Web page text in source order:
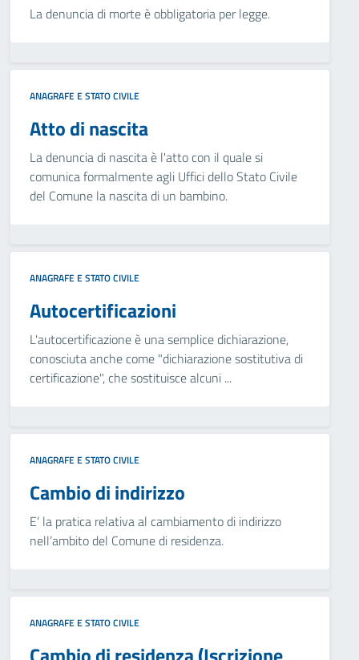
La denuncia di morte è obbligatoria per legge.
ANAGRAFE E STATO CIVILE
Atto di nascita
La denuncia di nascita è l'atto con il quale si
comunica formalmente agli Uffici dello Stato Civile
del Comune la nascita di un bambino.
ANAGRAFE E STATO CIVILE
Autocertificazioni
L'autocertificazione è una semplice dichiarazione,
conosciuta anche come "dichiarazione sostitutiva di
certificazione", che sostituisce alcuni ...
ANAGRAFE E STATO CIVILE
Cambio di indirizzo
E’ la pratica relativa al cambiamento di indirizzo
nell’ambito del Comune di residenza.
ANAGRAFE E STATO CIVILE